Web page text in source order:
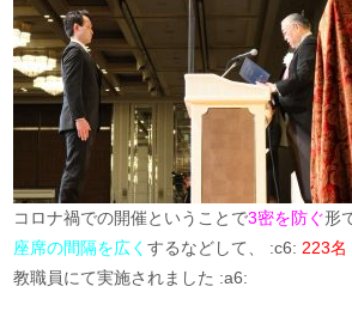
コロナ禍での開催ということで3密を防ぐ形
座席の間隔を広くするなどして、 :c6: 223
教職員にて実施されました :a6: